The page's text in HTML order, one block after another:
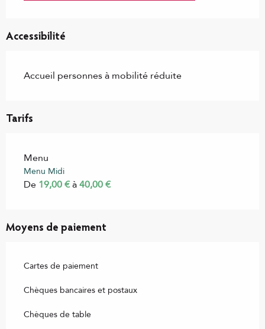
Accessibilité
Accueil personnes à mobilité réduite
Tarifs
Menu
Menu Midi
De 19,00 €à40,00 €
Moyens de paiement
Cartes de paiement
Chèques bancaires et postaux
Chèques de table